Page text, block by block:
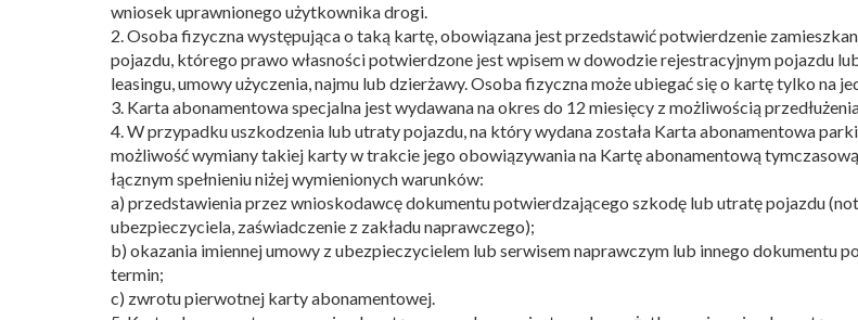
wniosek uprawnionego użytkownika drogi.
2. Osoba fizyczna występująca o taką kartę, obowiązana jest przedstawić potwierdzenie
pojazdu, którego prawo własności potwierdzone jest wpisem w dowodzie rejestracyjnym pojazdu
leasingu, umowy użyczenia, najmu lub dzierżawy. Osoba fizyczna może ubiegać się o kartę tylko na
3. Karta abonamentowa specjalna jest wydawana na okres do 12 miesięcy z możliwością
4. W przypadku uszkodzenia lub utraty pojazdu, na który wydana została Karta abonamentowa
możliwość wymiany takiej karty w trakcie jego obowiązywania na Kartę abonamentową
łącznym spełnieniu niżej wymienionych warunków:
a) przedstawienia przez wnioskodawcę dokumentu potwierdzającego szkodę lub utratę pojazdu
ubezpieczyciela, zaświadczenie z zakładu naprawczego);
b) okazania imiennej umowy z ubezpieczycielem lub serwisem naprawczym lub innego dokumentu
termin;
c) zwrotu pierwotnej karty abonamentowej.